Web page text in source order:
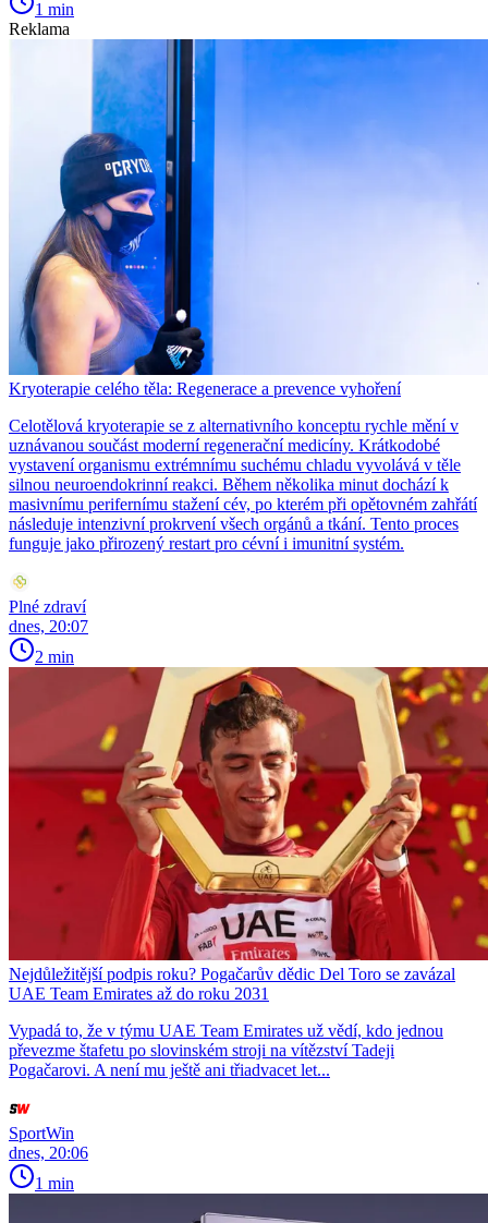
1 min
Reklama
Kryoterapie celého těla: Regenerace a prevence vyhoření
Celotělová kryoterapie se z alternativního konceptu rychle mění v
uznávanou součást moderní regenerační medicíny. Krátkodobé
vystavení organismu extrémnímu suchému chladu vyvolává v těle
silnou neuroendokrinní reakci. Během několika minut dochází k
masivnímu perifernímu stažení cév, po kterém při opětovném zahřátí
následuje intenzivní prokrvení všech orgánů a tkání. Tento proces
funguje jako přirozený restart pro cévní i imunitní systém.
Plné zdraví
dnes, 20:07
2 min
Nejdůležitější podpis roku? Pogačarův dědic Del Toro se zavázal
UAE Team Emirates až do roku 2031
Vypadá to, že v týmu UAE Team Emirates už vědí, kdo jednou
převezme štafetu po slovinském stroji na vítězství Tadeji
Pogačarovi. A není mu ještě ani třiadvacet let...
SportWin
dnes, 20:06
1 min